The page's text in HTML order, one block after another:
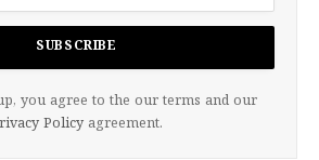
you agree to the our terms and our
Policy agreement.